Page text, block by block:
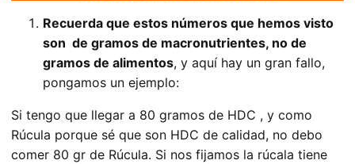
Recuerda que estos números que hemos visto
son de gramos de macronutrientes, no de
gramos de alimentos, y aquí hay un gran fallo,
pongamos un ejemplo:
Si tengo que llegar a 80 gramos de HDC , y como
Rúcula porque sé que son HDC de calidad, no debo
comer 80 gr de Rúcula. Si nos fijamos la rúcala tiene